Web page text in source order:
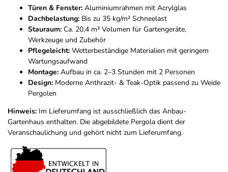
Türen & Fenster: Aluminiumrahmen mit Acrylglas
Dachbelastung: Bis zu 35 kg/m² Schneelast
Stauraum: Ca. 20,4 m³ Volumen für Gartengeräte,
Werkzeuge und Zubehör
Pflegeleicht: Wetterbeständige Materialien mit geringem
Wartungsaufwand
Montage: Aufbau in ca. 2–3 Stunden mit 2 Personen
Design: Moderne Anthrazit- & Teak-Optik passend zu Weide
Pergolen
Hinweis: Im Lieferumfang ist ausschließlich das Anbau-
Gartenhaus enthalten. Die abgebildete Pergola dient der
Veranschaulichung und gehört nicht zum Lieferumfang.